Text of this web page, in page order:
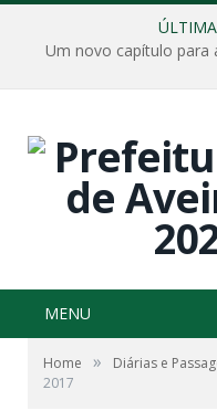
Um novo capítulo para
MENU
Home » Diárias e
2017